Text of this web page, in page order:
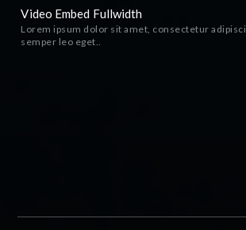
Video Embed Fullwidth
Lorem ipsum dolor sit amet, consectetur
semper leo eget..